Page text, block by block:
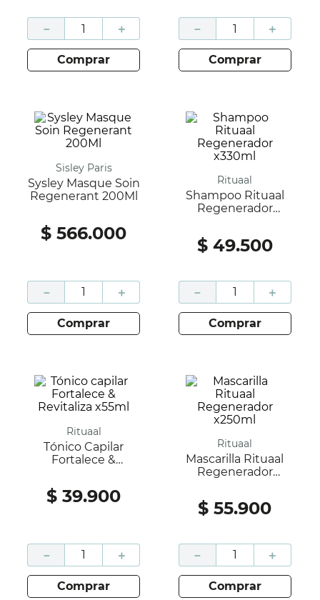
＋
－
comprar
＋
－
comprar
Sisley Paris
Sysley Masque Soin
Regenerant 200Ml
$ 566.000
＋
－
comprar
Rituaal
Shampoo Rituaal
Regenerador
$ 49.500
＋
－
comprar
Rituaal
Tónico Capilar
Fortalece &
$ 39.900
＋
－
comprar
Rituaal
Mascarilla Rituaal
Regenerador
$ 55.900
＋
－
comprar